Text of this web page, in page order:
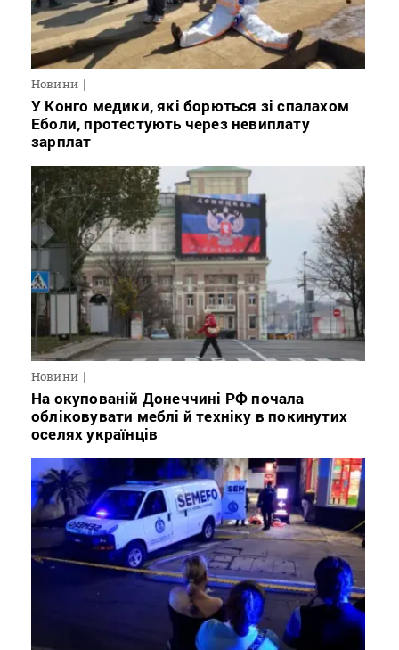
Новини
У Конго медики, які борються зі спалахом
Еболи, протестують через невиплату
зарплат
Новини
На окупованій Донеччині РФ почала
обліковувати меблі й техніку в покинутих
оселях українців